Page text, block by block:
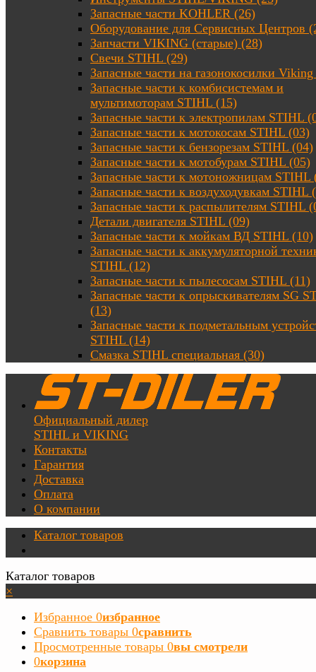
Запасные части KOHLER (26)
Оборудование для Сервисных Центров
Запчасти VIKING (старые) (28)
Свечи STIHL (29)
Запасные части на газонокосилки
Запасные части к комбисистемам и
мультимоторам STIHL (15)
Запасные части к электропилам STIHL
Запасные части к мотокосам STIHL (03)
Запасные части к бензорезам STIHL (04)
Запасные части к мотобурам STIHL (05)
Запасные части к мотоножницам STIHL
Запасные части к воздуходувкам STIHL
Запасные части к распылителям STIHL
Детали двигателя STIHL (09)
Запасные части к мойкам ВД STIHL (10)
Запасные части к аккумуляторной
STIHL (12)
Запасные части к пылесосам STIHL (11)
Запасные части к опрыскивателям SG
(13)
Запасные части к подметальным
STIHL (14)
Смазка STIHL специальная (30)
Официальный дилер
STIHL и VIKING
Контакты
Гарантия
Доставка
Оплата
О компании
Каталог товаров
Каталог товаров
×
Избранное 0избранное
Сравнить товары 0сравнить
Просмотренные товары 0вы смотрели
0корзина